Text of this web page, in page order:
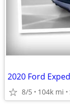
2020 Ford
8/5 104k mi